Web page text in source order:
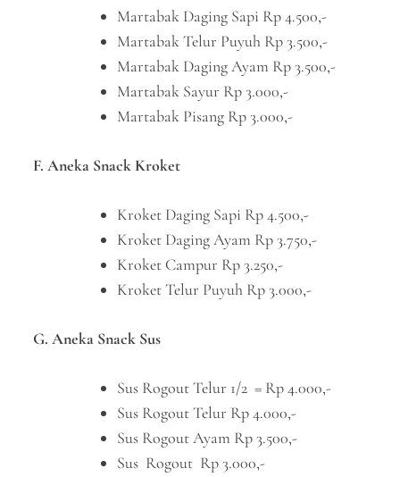
Martabak Daging Sapi Rp 4.500,-
Martabak Telur Puyuh Rp 3.500,-
Martabak Daging Ayam Rp 3.500,-
Martabak Sayur Rp 3.000,-
Martabak Pisang Rp 3.000,-
F. Aneka Snack Kroket
Kroket Daging Sapi Rp 4.500,-
Kroket Daging Ayam Rp 3.750,-
Kroket Campur Rp 3.250,-
Kroket Telur Puyuh Rp 3.000,-
G. Aneka Snack Sus
Sus Rogout Telur 1/2 = Rp 4.000,-
Sus Rogout Telur Rp 4.000,-
Sus Rogout Ayam Rp 3.500,-
Sus Rogout Rp 3.000,-